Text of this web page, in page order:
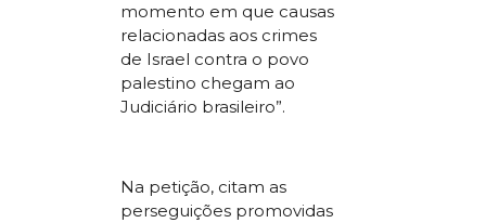
momento em que causas
relacionadas aos crimes
de Israel contra o povo
palestino chegam ao
Judiciário brasileiro”.
Na petição, citam as
perseguições promovidas